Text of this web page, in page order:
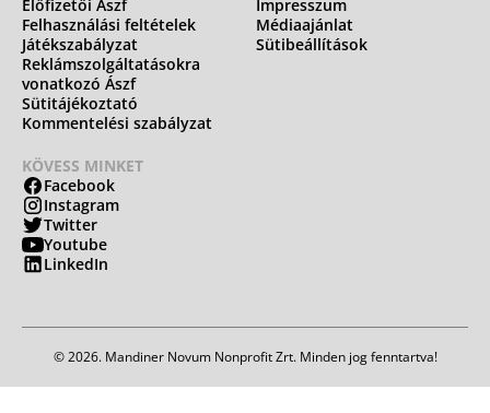
Előfizetői Ászf
Felhasználási feltételek
Játékszabályzat
Reklámszolgáltatásokra
vonatkozó Ászf
Sütitájékoztató
Kommentelési szabályzat
Impresszum
Médiaajánlat
Sütibeállítások
KÖVESS MINKET
Facebook
Instagram
Twitter
Youtube
LinkedIn
© 2026. Mandiner Novum Nonprofit Zrt. Minden jog fenntartva!